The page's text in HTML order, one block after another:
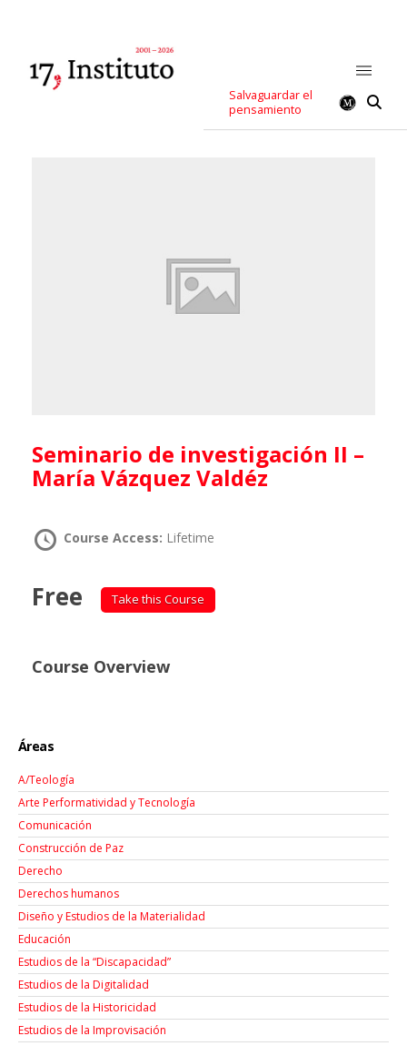
Salvaguardar el
pensamiento
Seminario de investigación II –
María Vázquez Valdéz
Course Access: Lifetime
Free Take this Course
Course Overview
Áreas
A/Teología
Arte Performatividad y Tecnología
Comunicación
Construcción de Paz
Derecho
Derechos humanos
Diseño y Estudios de la Materialidad
Educación
Estudios de la “Discapacidad”
Estudios de la Digitalidad
Estudios de la Historicidad
Estudios de la Improvisación